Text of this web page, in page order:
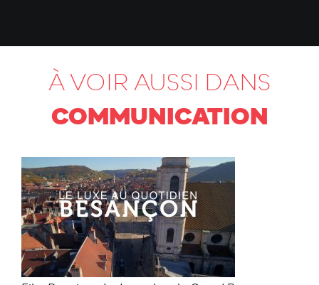
À VOIR AUSSI DANS
COMMUNICATION